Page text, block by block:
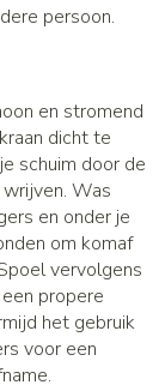
persoon.
en stromend
dicht te
schuim door de
Was
en onder je
om komaf
vervolgens
propere
het gebruik
voor een